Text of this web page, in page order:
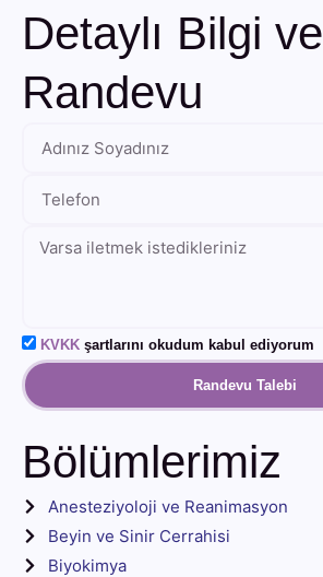
Detaylı Bilgi ve
Randevu
KVKK şartlarını okudum kabul ediyorum
Randevu Talebi
Bölümlerimiz
Anesteziyoloji ve Reanimasyon
Beyin ve Sinir Cerrahisi
Biyokimya